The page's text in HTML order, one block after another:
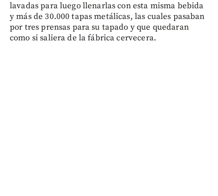
lavadas para luego llenarlas con esta misma bebida
y más de 30.000 tapas metálicas, las cuales pasaban
por tres prensas para su tapado y que quedaran
como si saliera de la fábrica cervecera.